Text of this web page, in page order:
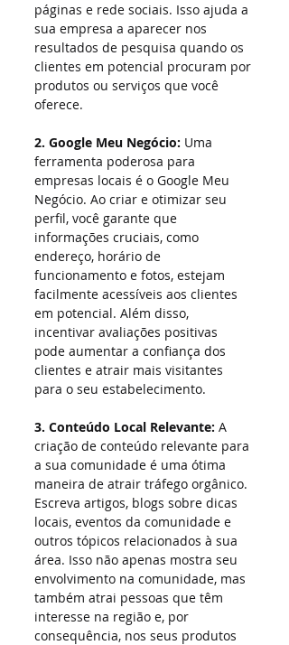
páginas e rede sociais. Isso ajuda a
sua empresa a aparecer nos
resultados de pesquisa quando os
clientes em potencial procuram por
produtos ou serviços que você
oferece.
2. Google Meu Negócio: Uma
ferramenta poderosa para
empresas locais é o Google Meu
Negócio. Ao criar e otimizar seu
perfil, você garante que
informações cruciais, como
endereço, horário de
funcionamento e fotos, estejam
facilmente acessíveis aos clientes
em potencial. Além disso,
incentivar avaliações positivas
pode aumentar a confiança dos
clientes e atrair mais visitantes
para o seu estabelecimento.
3. Conteúdo Local Relevante: A
criação de conteúdo relevante para
a sua comunidade é uma ótima
maneira de atrair tráfego orgânico.
Escreva artigos, blogs sobre dicas
locais, eventos da comunidade e
outros tópicos relacionados à sua
área. Isso não apenas mostra seu
envolvimento na comunidade, mas
também atrai pessoas que têm
interesse na região e, por
consequência, nos seus produtos